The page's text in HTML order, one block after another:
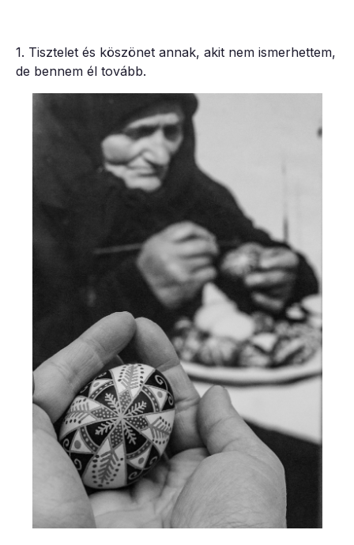
1. Tisztelet és köszönet annak, akit nem ismerhettem,
de bennem él tovább.